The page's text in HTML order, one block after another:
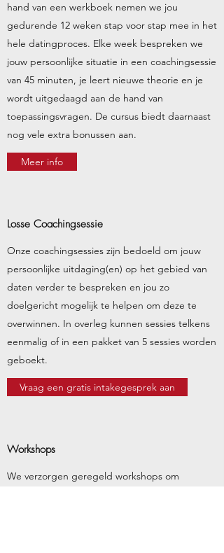
hand van een werkboek nemen we jou
gedurende 12 weken stap voor stap mee in het
hele datingproces. Elke week bespreken we
jouw persoonlijke situatie in een coachingsessie
van 45 minuten, je leert nieuwe theorie en je
wordt uitgedaagd aan de hand van
toepassingsvragen. De cursus biedt daarnaast
nog vele extra bonussen aan.
Meer info
Losse Coachingsessie
Onze coachingsessies zijn bedoeld om jouw
persoonlijke uitdaging(en) op het gebied van
daten verder te bespreken en jou zo
doelgericht mogelijk te helpen om deze te
overwinnen. In overleg kunnen sessies telkens
eenmalig of in een pakket van 5 sessies worden
geboekt.
Vraag een gratis intakegesprek aan
Workshops
We verzorgen geregeld workshops om